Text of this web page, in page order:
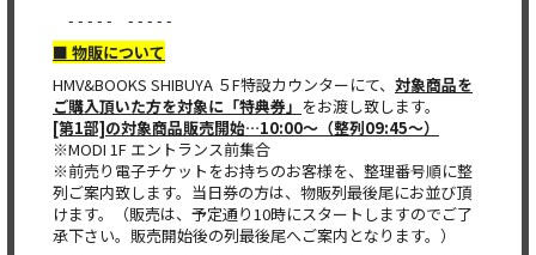
- - - - - - - - - -
■ 物販について
HMV&BOOKS SHIBUYA ５F特設カウンターにて、 対象商品を
ご購入頂いた方を対象に「特典券」 をお渡し致します。
[第1部]の対象商品販売開始…10:00～（整列09:45～）
※MODI 1F エントランス前集合
※前売り電子チケットをお持ちのお客様を、整理番号順に整
列ご案内致します。当日券の方は、物販列最後尾にお並び頂
けます。（販売は、予定通り10時にスタートしますのでご了
承下さい。販売開始後の列最後尾へご案内となります。）